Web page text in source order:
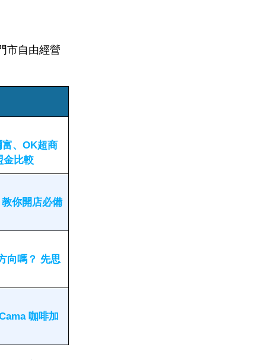
市自由經營
、OK超商
金比較
你開店必備
向嗎？ 先思
咖啡加